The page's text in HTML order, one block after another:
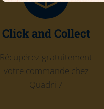
Click and Collect
Récupérez gratuitement
votre commande chez
Quadri'7